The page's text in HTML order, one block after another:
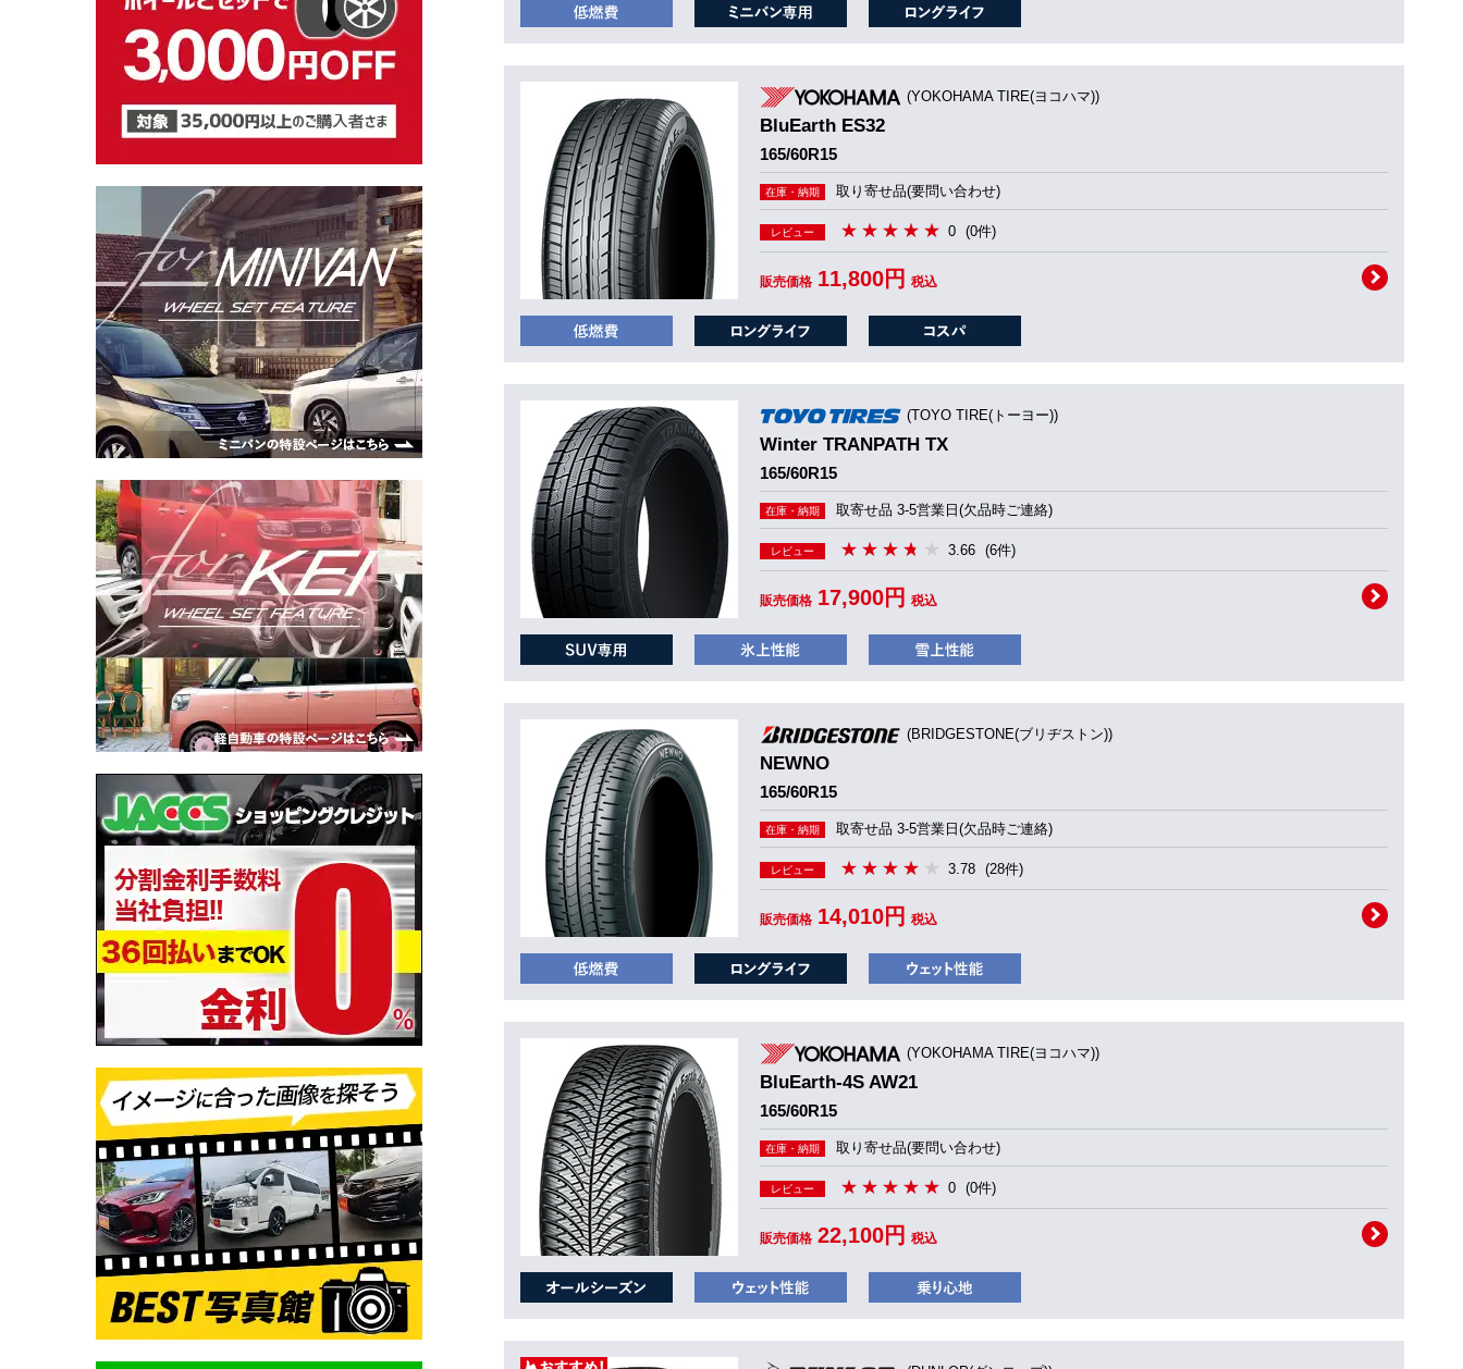
(YOKOHAMA TIRE(ヨコハマ))
BluEarth ES32
165/60R15
在庫・納期 取り寄せ品(要問い合わせ)
レビュー 0 (0件)
販売価格 11,800円 税込
(TOYO TIRE(トーヨー))
Winter TRANPATH TX
165/60R15
在庫・納期 取寄せ品 3-5営業日(欠品時ご連絡)
レビュー 3.66 (6件)
販売価格 17,900円 税込
(BRIDGESTONE(ブリヂストン))
NEWNO
165/60R15
在庫・納期 取寄せ品 3-5営業日(欠品時ご連絡)
レビュー 3.78 (28件)
販売価格 14,010円 税込
(YOKOHAMA TIRE(ヨコハマ))
BluEarth-4S AW21
165/60R15
在庫・納期 取り寄せ品(要問い合わせ)
レビュー 0 (0件)
販売価格 22,100円 税込